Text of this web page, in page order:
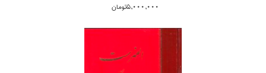
5,000,000تومان